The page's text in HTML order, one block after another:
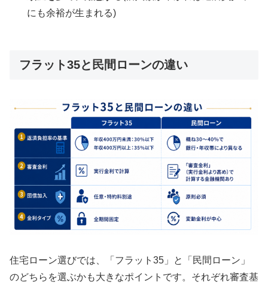
にも余裕が生まれる)
フラット35と民間ローンの違い
住宅ローン選びでは、「フラット35」と「民間ローン」
のどちらを選ぶかも大きなポイントです。それぞれ審査基